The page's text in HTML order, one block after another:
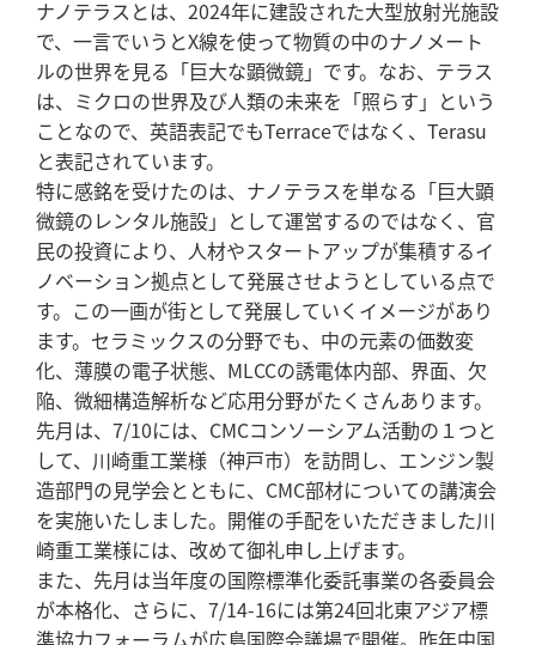
ナノテラスとは、2024年に建設された大型放射光施設
で、一言でいうとX線を使って物質の中のナノメート
ルの世界を見る「巨大な顕微鏡」です。なお、テラス
は、ミクロの世界及び人類の未来を「照らす」という
ことなので、英語表記でもTerraceではなく、Terasu
と表記されています。
特に感銘を受けたのは、ナノテラスを単なる「巨大顕
微鏡のレンタル施設」として運営するのではなく、官
民の投資により、人材やスタートアップが集積するイ
ノベーション拠点として発展させようとしている点で
す。この一画が街として発展していくイメージがあり
ます。セラミックスの分野でも、中の元素の価数変
化、薄膜の電子状態、MLCCの誘電体内部、界面、欠
陥、微細構造解析など応用分野がたくさんあります。
先月は、7/10には、CMCコンソーシアム活動の１つと
して、川崎重工業様（神戸市）を訪問し、エンジン製
造部門の見学会とともに、CMC部材についての講演会
を実施いたしました。開催の手配をいただきました川
崎重工業様には、改めて御礼申し上げます。
また、先月は当年度の国際標準化委託事業の各委員会
が本格化、さらに、7/14-16には第24回北東アジア標
準協力フォーラムが広島国際会議場で開催。昨年中国